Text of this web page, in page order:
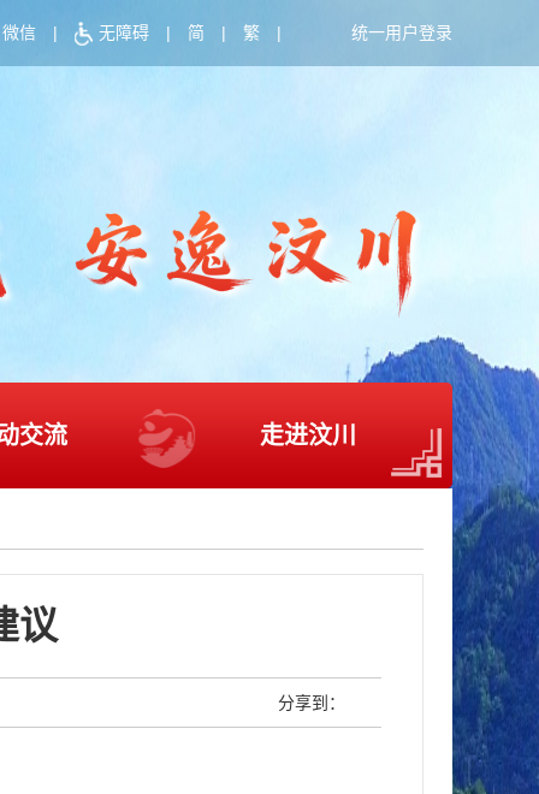
微信 | 无障碍 | 简 | 繁 | 统一用户登录
交流 走进汶川
议
分享到：